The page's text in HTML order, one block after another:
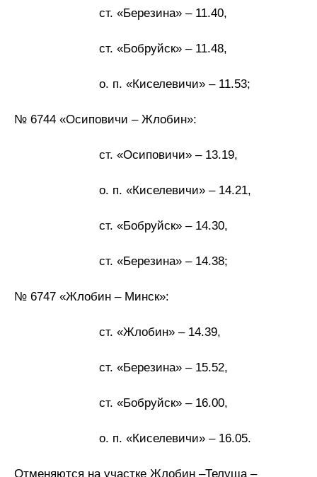
ст. «Березина» – 11.40,
ст. «Бобруйск» – 11.48,
о. п. «Киселевичи» – 11.53;
№ 6744 «Осиповичи – Жлобин»:
ст. «Осиповичи» – 13.19,
о. п. «Киселевичи» – 14.21,
ст. «Бобруйск» – 14.30,
ст. «Березина» – 14.38;
№ 6747 «Жлобин – Минск»:
ст. «Жлобин» – 14.39,
ст. «Березина» – 15.52,
ст. «Бобруйск» – 16.00,
о. п. «Киселевичи» – 16.05.
Отменяются на участке Жлобин –Телуша –